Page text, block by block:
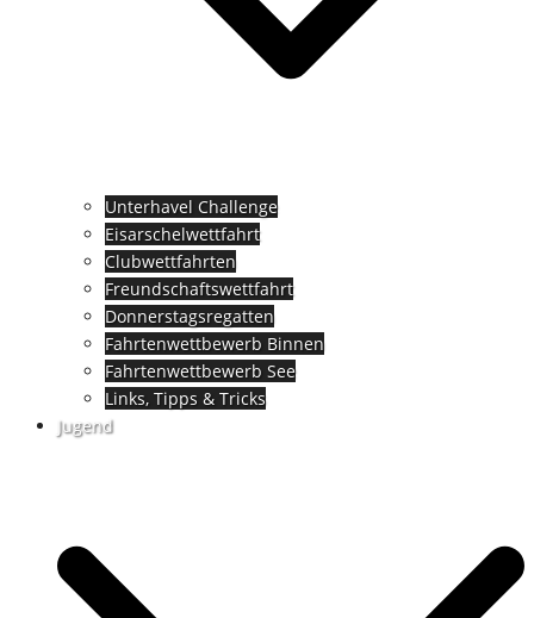
Unterhavel Challenge
Eisarschelwettfahrt
Clubwettfahrten
Freundschaftswettfahrt
Donnerstagsregatten
Fahrtenwettbewerb Binnen
Fahrtenwettbewerb See
Links, Tipps & Tricks
Jugend